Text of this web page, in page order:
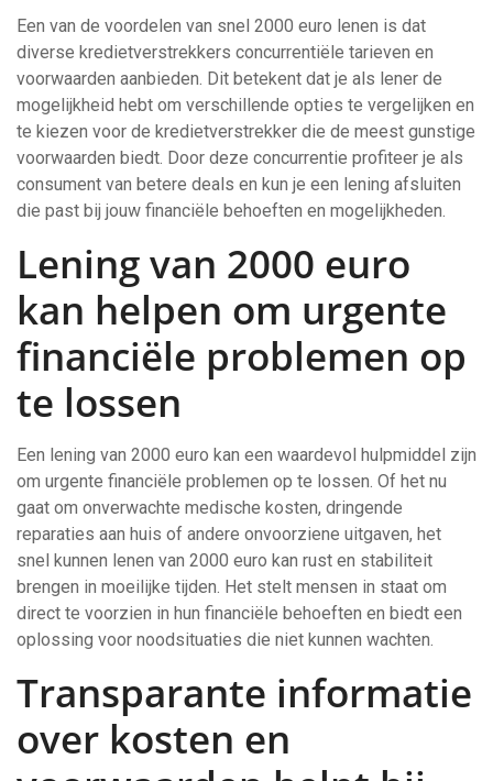
Een van de voordelen van snel 2000 euro lenen is dat
diverse kredietverstrekkers concurrentiële tarieven en
voorwaarden aanbieden. Dit betekent dat je als lener de
mogelijkheid hebt om verschillende opties te vergelijken en
te kiezen voor de kredietverstrekker die de meest gunstige
voorwaarden biedt. Door deze concurrentie profiteer je als
consument van betere deals en kun je een lening afsluiten
die past bij jouw financiële behoeften en mogelijkheden.
Lening van 2000 euro
kan helpen om urgente
financiële problemen op
te lossen
Een lening van 2000 euro kan een waardevol hulpmiddel zijn
om urgente financiële problemen op te lossen. Of het nu
gaat om onverwachte medische kosten, dringende
reparaties aan huis of andere onvoorziene uitgaven, het
snel kunnen lenen van 2000 euro kan rust en stabiliteit
brengen in moeilijke tijden. Het stelt mensen in staat om
direct te voorzien in hun financiële behoeften en biedt een
oplossing voor noodsituaties die niet kunnen wachten.
Transparante informatie
over kosten en